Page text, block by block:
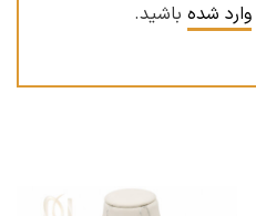
وارد شده باشید.